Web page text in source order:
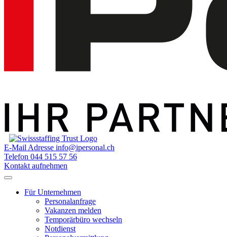
E-Mail Adresse info@ipersonal.ch
Telefon 044 515 57 56
Kontakt aufnehmen
Für Unternehmen
Personalanfrage
Vakanzen melden
Temporärbüro wechseln
Notdienst